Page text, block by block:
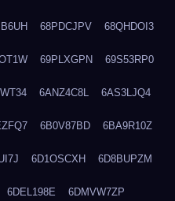
68PDCJPV 68QHDOI3
69PLXGPN 69S53RP0
6ANZ4C8L 6AS3LJQ4
6B0V87BD 6BA9R10Z
6D1OSCXH 6D8BUPZM
6DEL198E 6DMVW7ZP